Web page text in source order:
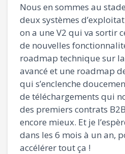
Nous en sommes au
deux systèmes
on a une V2 qui va sortir
de nouvelles
roadmap technique sur
avancé et une roadmap
qui s’enclenche
de téléchargements qui
des premiers contrats
encore mieux. Et je
dans les 6 mois à un an,
accélérer tout ça !